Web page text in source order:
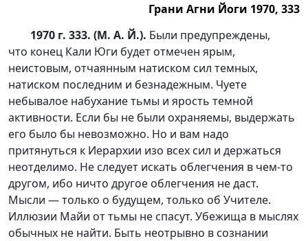
Грани Агни Йоги 1970, 333
1970 г. 333. (М. А. Й.). Были предупреждены,
что конец Кали Юги будет отмечен ярым,
неистовым, отчаянным натиском сил темных,
натиском последним и безнадежным. Чуете
небывалое набухание тьмы и ярость темной
активности. Если бы не были охраняемы, выдержать
его было бы невозможно. Но и вам надо
притянуться к Иерархии изо всех сил и держаться
неотделимо. Не следует искать облегчения в чем-то
другом, ибо ничто другое облегчения не даст.
Мысли — только о будущем, только об Учителе.
Иллюзии Майи от тьмы не спасут. Убежища в мыслях
обычных не найти. Быть неотрывно в сознании